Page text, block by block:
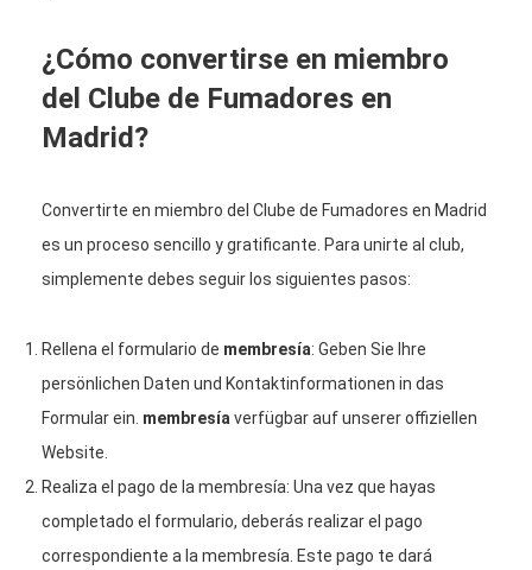
¿Cómo convertirse en miembro
del Clube de Fumadores en
Madrid?
Convertirte en miembro del Clube de Fumadores en Madrid
es un proceso sencillo y gratificante. Para unirte al club,
simplemente debes seguir los siguientes pasos:
Rellena el formulario de membresía: Geben Sie Ihre
persönlichen Daten und Kontaktinformationen in das
Formular ein. membresía verfügbar auf unserer offiziellen
Website.
Realiza el pago de la membresía: Una vez que hayas
completado el formulario, deberás realizar el pago
correspondiente a la membresía. Este pago te dará